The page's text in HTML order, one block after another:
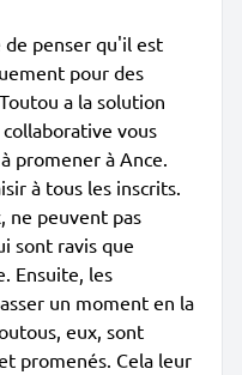
de penser qu'il est
pour des
a la solution
vous
promener à Ance.
à tous les inscrits.
ne peuvent pas
sont ravis que
Ensuite, les
un moment en la
eux, sont
promenés. Cela leur